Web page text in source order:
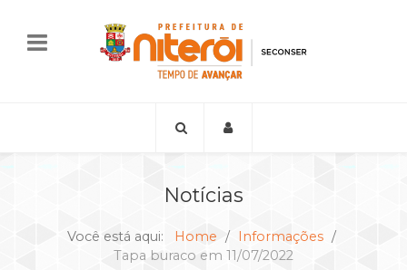
Notícias
Você está aqui: Home
Informações
Tapa buraco em 11/07/2022